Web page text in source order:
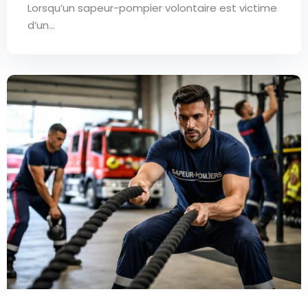
Lorsqu’un sapeur-pompier volontaire est victime
d’un...